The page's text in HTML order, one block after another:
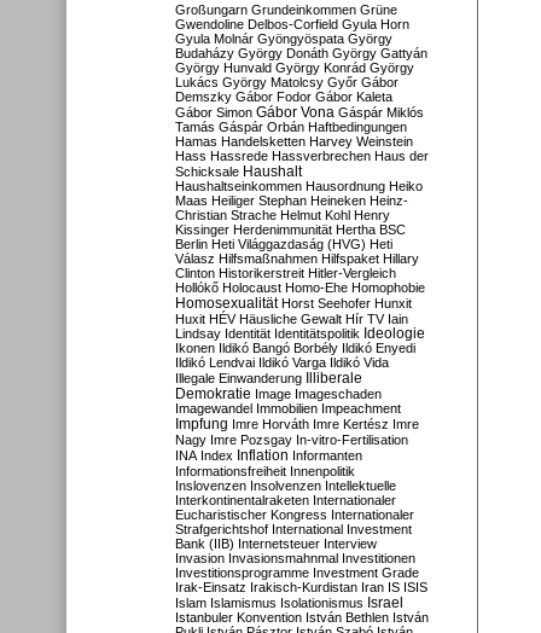
Großungarn Grundeinkommen Grüne
Gwendoline Delbos-Corfield Gyula Horn
Gyula Molnár Gyöngyöspata György
Budaházy György Donáth György Gattyán
György Hunvald György Konrád György
Lukács György Matolcsy Győr Gábor
Demszky Gábor Fodor Gábor Kaleta
Gábor Simon Gábor Vona Gáspár Miklós
Tamás Gáspár Orbán Haftbedingungen
Hamas Handelsketten Harvey Weinstein
Hass Hassrede Hassverbrechen Haus der
Schicksale Haushalt
Haushaltseinkommen Hausordnung Heiko
Maas Heiliger Stephan Heineken Heinz-
Christian Strache Helmut Kohl Henry
Kissinger Herdenimmunität Hertha BSC
Berlin Heti Világgazdaság (HVG) Heti
Válasz Hilfsmaßnahmen Hilfspaket Hillary
Clinton Historikerstreit Hitler-Vergleich
Hollókő Holocaust Homo-Ehe Homophobie
Homosexualität Horst Seehofer Hunxit
Huxit HÉV Häusliche Gewalt Hír TV Iain
Lindsay Identität Identitätspolitik Ideologie
Ikonen Ildikó Bangó Borbély Ildikó Enyedi
Ildikó Lendvai Ildikó Varga Ildikó Vida
Illegale Einwanderung Illiberale
Demokratie Image Imageschaden
Imagewandel Immobilien Impeachment
Impfung Imre Horváth Imre Kertész Imre
Nagy Imre Pozsgay In-vitro-Fertilisation
INA Index Inflation Informanten
Informationsfreiheit Innenpolitik
Inslovenzen Insolvenzen Intellektuelle
Interkontinentalraketen Internationaler
Eucharistischer Kongress Internationaler
Strafgerichtshof International Investment
Bank (IIB) Internetsteuer Interview
Invasion Invasionsmahnmal Investitionen
Investitionsprogramme Investment Grade
Irak-Einsatz Irakisch-Kurdistan Iran IS ISIS
Islam Islamismus Isolationismus Israel
Istanbuler Konvention István Bethlen István